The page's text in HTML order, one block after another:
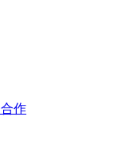
作